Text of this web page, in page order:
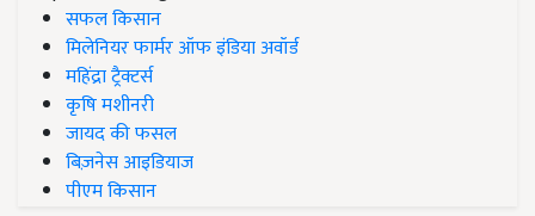
सफल किसान
मिलेनियर फार्मर ऑफ इंडिया अवॉर्ड
महिंद्रा ट्रैक्टर्स
कृषि मशीनरी
जायद की फसल
बिज़नेस आइडियाज
पीएम किसान